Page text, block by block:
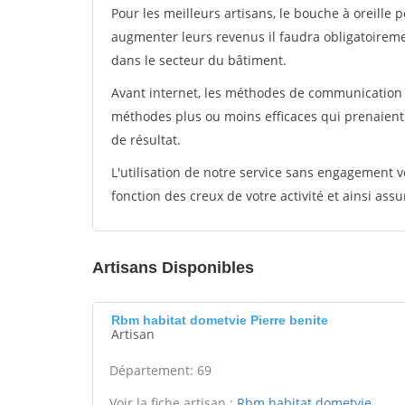
Pour les meilleurs artisans, le bouche à oreille
augmenter leurs revenus il faudra
dans le secteur du bâtiment.
Avant internet, les méthodes de
méthodes plus ou moins efficaces qui
de résultat.
L'utilisation de notre service sans engagement
fonction des creux de votre activité et ainsi
Artisans Disponibles
Rbm habitat dometvie Pierre benite
Artisan
Département: 69